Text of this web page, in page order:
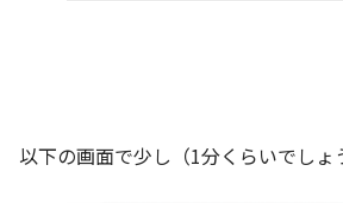
以下の画面で少し（1分くらいでしょ